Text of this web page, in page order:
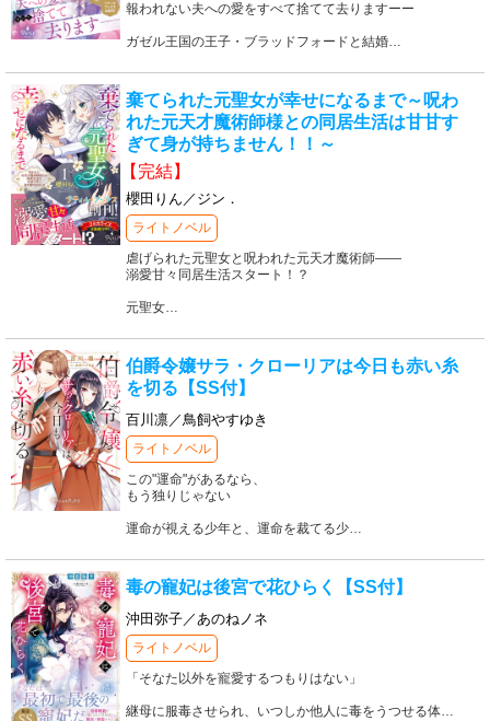
報われない夫への愛をすべて捨てて去りますーー
ガゼル王国の王子・ブラッドフォードと結婚…
棄てられた元聖女が幸せになるまで～呪わ
れた元天才魔術師様との同居生活は甘甘す
ぎて身が持ちません！！～
【完結】
櫻田りん／ジン．
ライトノベル
虐げられた元聖女と呪われた元天才魔術師――
溺愛甘々同居生活スタート！？
元聖女…
伯爵令嬢サラ・クローリアは今日も赤い糸
を切る【SS付】
百川凛／鳥飼やすゆき
ライトノベル
この"運命"があるなら、
もう独りじゃない
運命が視える少年と、運命を裁てる少…
毒の寵妃は後宮で花ひらく【SS付】
沖田弥子／あのねノネ
ライトノベル
「そなた以外を寵愛するつもりはない」
継母に服毒させられ、いつしか他人に毒をうつせる体…